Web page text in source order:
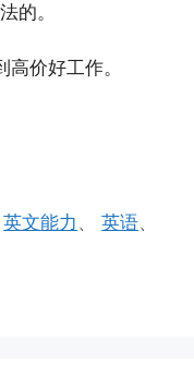
的。
价好工作。
英文能力 、英语、